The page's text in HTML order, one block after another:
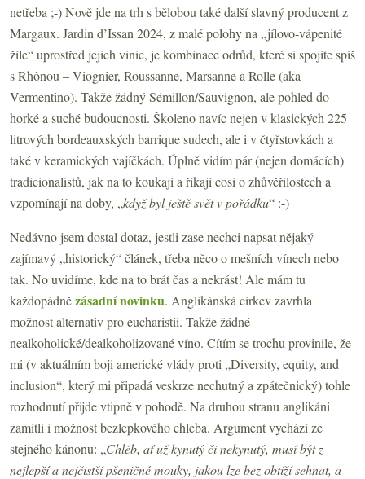
netřeba ;-) Nově jde na trh s bělobou také další slavný producent z
Margaux. Jardin d’Issan 2024, z malé polohy na „jílovo-vápenité
žíle“ uprostřed jejich vinic, je kombinace odrůd, které si spojíte spíš
s Rhônou – Viognier, Roussanne, Marsanne a Rolle (aka
Vermentino). Takže žádný Sémillon/Sauvignon, ale pohled do
horké a suché budoucnosti. Školeno navíc nejen v klasických 225
litrových bordeauxských barrique sudech, ale i v čtyřstovkách a
také v keramických vajíčkách. Úplně vidím pár (nejen domácích)
tradicionalistů, jak na to koukají a říkají cosi o zhůvěřilostech a
vzpomínají na doby, „když byl ještě svět v pořádku“ :-)
Nedávno jsem dostal dotaz, jestli zase nechci napsat nějaký
zajímavý „historický“ článek, třeba něco o mešních vínech nebo
tak. No uvidíme, kde na to brát čas a nekrást! Ale mám tu
každopádnězásadní novinku. Anglikánská církev zavrhla
možnost alternativ pro eucharistii. Takže žádné
nealkoholické/dealkoholizované víno. Cítím se trochu provinile, že
mi (v aktuálním boji americké vlády proti „Diversity, equity, and
inclusion“, který mi připadá veskrze nechutný a zpátečnický) tohle
rozhodnutí přijde vtipně v pohodě. Na druhou stranu anglikáni
zamítli i možnost bezlepkového chleba. Argument vychází ze
stejného kánonu: „Chléb, ať už kynutý či nekynutý, musí být z
nejlepší a nejčistší pšeničné mouky, jakou lze bez obtíží sehnat, a